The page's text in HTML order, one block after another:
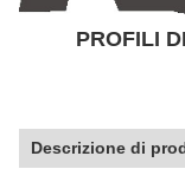
PROFILI
Descrizione di